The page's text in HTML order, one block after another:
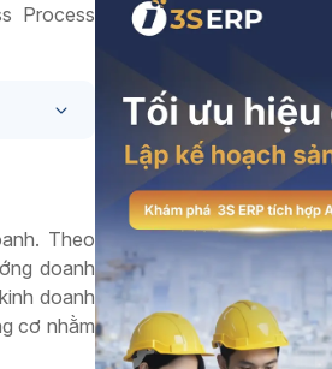
Process
Theo
doanh
doanh
cơ nhằm